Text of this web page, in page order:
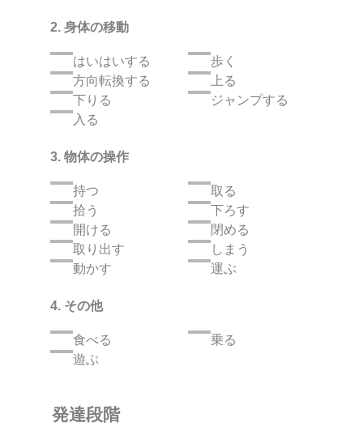
2. 身体の移動
はいはいする
歩く
方向転換する
上る
下りる
ジャンプする
入る
3. 物体の操作
持つ
取る
拾う
下ろす
開ける
閉める
取り出す
しまう
動かす
運ぶ
4. その他
食べる
乗る
遊ぶ
発達段階